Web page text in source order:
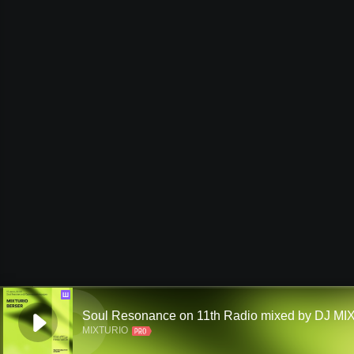
Ш
Soul Resonance on 11th Radio mixed by DJ
MIXTURIO